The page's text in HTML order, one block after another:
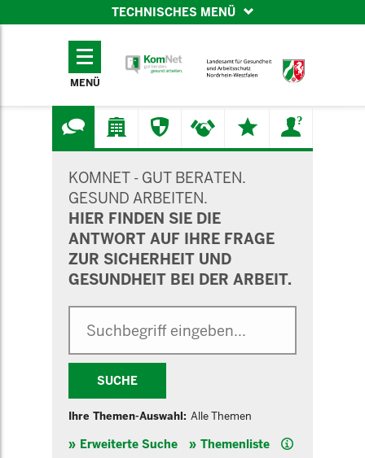
TECHNISCHES MENÜ
TECHNISCHES
MENÜ
KOMNET - GUT BERATEN.
GESUND ARBEITEN.
HIER FINDEN SIE DIE
ANTWORT AUF IHRE FRAGE
ZUR SICHERHEIT UND
GESUNDHEIT BEI DER ARBEIT.
SUCHE
Ihre Themen-Auswahl: Alle Themen
Erweiterte Suche Themenliste Hilfe